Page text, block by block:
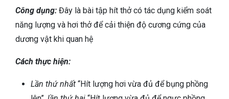
Công dụng: Đây là bài tập hít thở có tác dụng kiểm soát
năng lượng và hơi thở để cải thiện độ cương cứng của
dương vật khi quan hệ
Cách thực hiện:
Lần thứ nhất “Hít lượng hơi vừa đủ để bụng phồng